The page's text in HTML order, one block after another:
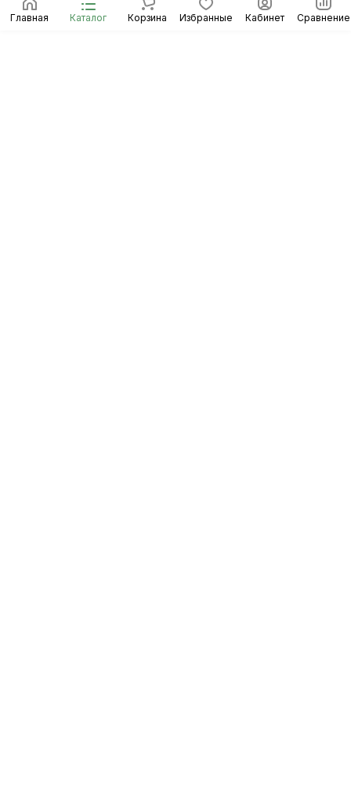
Главная Каталог Корзина Избранные Кабинет Сравнение